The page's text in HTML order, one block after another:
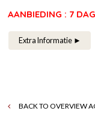
AANBIEDING : 7
Extra Informatie ►
BACK TO OVERVIEW